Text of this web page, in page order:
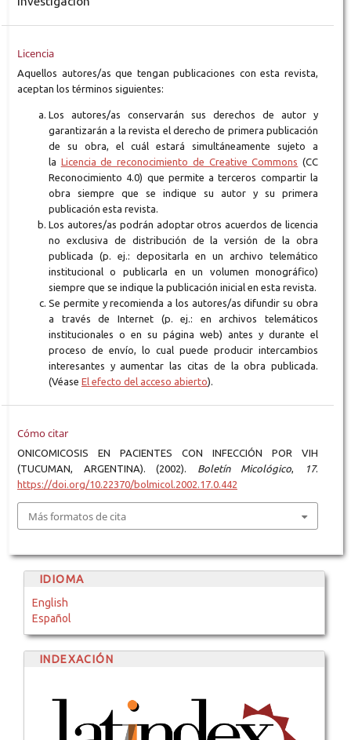
Licencia
Aquellos autores/as que tengan publicaciones con esta revista,
aceptan los términos siguientes:
Los autores/as conservarán sus derechos de autor y
garantizarán a la revista el derecho de primera publicación
de su obra, el cuál estará simultáneamente sujeto a
la Licencia de reconocimiento de Creative Commons (CC
Reconocimiento 4.0) que permite a terceros compartir la
obra siempre que se indique su autor y su primera
publicación esta revista.
Los autores/as podrán adoptar otros acuerdos de licencia
no exclusiva de distribución de la versión de la obra
publicada (p. ej.: depositarla en un archivo telemático
institucional o publicarla en un volumen monográfico)
siempre que se indique la publicación inicial en esta revista.
Se permite y recomienda a los autores/as difundir su obra
a través de Internet (p. ej.: en archivos telemáticos
institucionales o en su página web) antes y durante el
proceso de envío, lo cual puede producir intercambios
interesantes y aumentar las citas de la obra publicada.
(Véase El efecto del acceso abierto).
Cómo citar
ONICOMICOSIS EN PACIENTES CON INFECCIÓN POR VIH
(TUCUMAN, ARGENTINA). (2002). Boletín Micológico, 17.
https://doi.org/10.22370/bolmicol.2002.17.0.442
Más formatos de cita
IDIOMA
English
Español
INDEXACIÓN